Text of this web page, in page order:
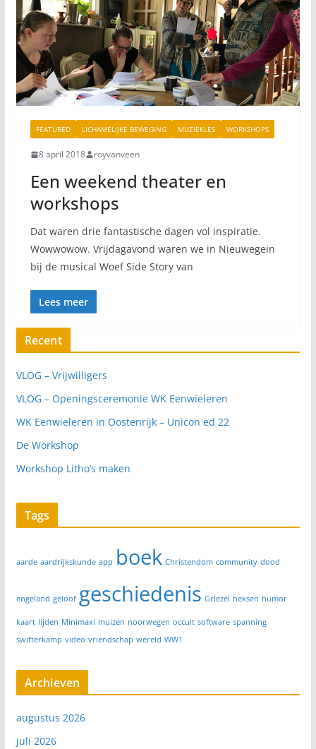
FEATURED LICHAMELIJKE BEWEGING MUZIEKLES WORKSHOPS
8 april 2018 royvanveen
Een weekend theater en
workshops
Dat waren drie fantastische dagen vol inspiratie.
Wowwowow. Vrijdagavond waren we in Nieuwegein
bij de musical Woef Side Story van
Lees meer
Recent
VLOG – Vrijwilligers
VLOG – Openingsceremonie WK Eenwieleren
WK Eenwieleren in Oostenrijk – Unicon ed 22
De Workshop
Workshop Litho’s maken
Tags
aarde aardrijkskunde app boek Christendom community dood
engeland geloof geschiedenis Griezel heksen humor
kaart lijden Minimaxi muizen noorwegen occult software spanning
swifterkamp video vriendschap wereld WW1
Archieven
augustus 2026
juli 2026